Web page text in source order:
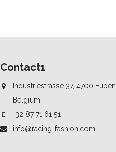
Contact1
Industriestrasse 37, 4700 Eupen,
Belgium
+32 87 71 61 51
info@racing-fashion.com